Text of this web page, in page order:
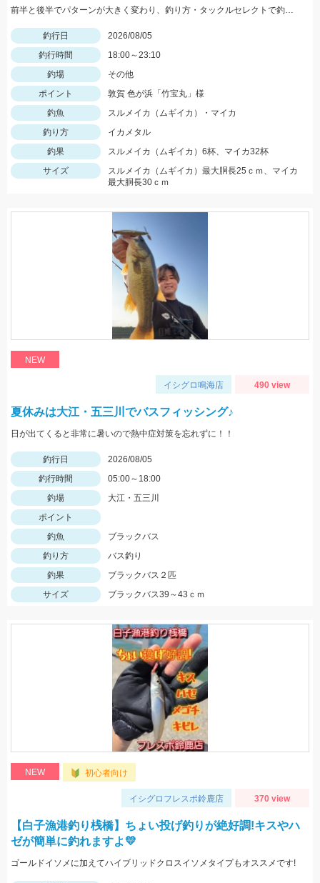
前半と後半でパターンが大きく変わり、釣り方・タックルセレクトで釣果に差が出た日でした。最近の傾向としてケイムラ系カラーは必須ですので必ず持って行ってください。
釣行日
2026/08/05
釣行時間
18:00～23:10
釣場
その他
ポイント
敦賀 色が浜「竹宝丸」様
釣魚
スルメイカ（ムギイカ）・マイカ
釣り方
イカメタル
釣果
スルメイカ（ムギイカ）6杯、マイカ32杯
サイズ
スルメイカ（ムギイカ）最大胴長25ｃｍ、マイカ
最大胴長30ｃｍ
NEW
イシグロ鳴海店 490 view
夏休みは大江・五三川でバスフィッシング♪
日が出てくると非常に暑いので熱中症対策を忘れずに！！
釣行日
2026/08/05
釣行時間
05:00～18:00
釣場
大江・五三川
ポイント
釣魚
ブラックバス
釣り方
バス釣り
釣果
ブラックバス２匹
サイズ
ブラックバス39～43ｃｍ
NEW 初心者向け
イシグロフレスポ鈴鹿店 370 view
【白子漁港釣り桟橋】ちょい投げ釣りが絶好調!キスやハ
ゼが簡単に釣れますよ💛
ゴールドイソメに加えてハイブリッドクロスイソメタイプもオススメです!